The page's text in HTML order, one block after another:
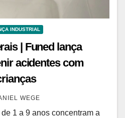
INDUSTRIAL
| Funed lança
acidentes com
WEGE
1 a 9 anos concentram a